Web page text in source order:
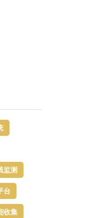
监测
台​
收集